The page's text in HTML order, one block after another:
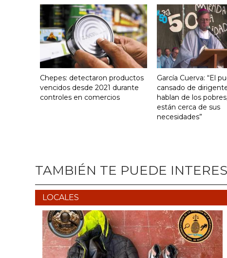
Chepes: detectaron productos
vencidos desde 2021 durante
controles en comercios
García Cuerva: “El
cansado de
hablan de los
están cerca de sus
necesidades”
TAMBIÉN TE PUEDE
LOCALES